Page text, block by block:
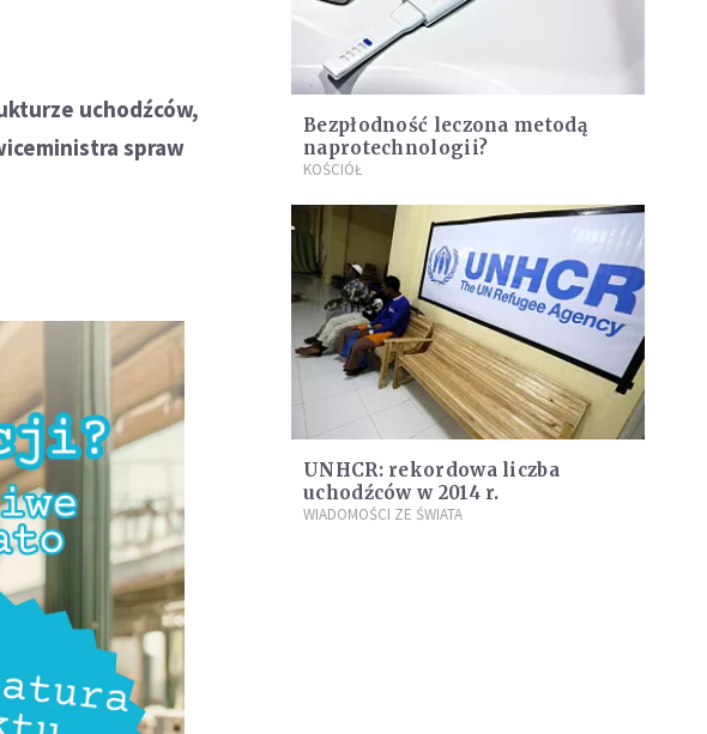
uchodźców,
spraw
Bezpłodność leczona metodą
naprotechnologii?
KOŚCIÓŁ
UNHCR: rekordowa liczba
uchodźców w 2014 r.
WIADOMOŚCI ZE ŚWIATA